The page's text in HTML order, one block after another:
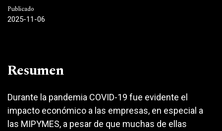
Publicado
2025-11-06
Resumen
Durante la pandemia COVID-19 fue evidente el
impacto económico a las empresas, en especial a
las MIPYMES, a pesar de que muchas de ellas